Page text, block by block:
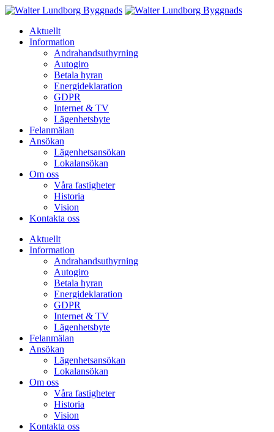
Aktuellt
Information
Andrahandsuthyrning
Autogiro
Betala hyran
Energideklaration
GDPR
Internet & TV
Lägenhetsbyte
Felanmälan
Ansökan
Lägenhetsansökan
Lokalansökan
Om oss
Våra fastigheter
Historia
Vision
Kontakta oss
Aktuellt
Information
Andrahandsuthyrning
Autogiro
Betala hyran
Energideklaration
GDPR
Internet & TV
Lägenhetsbyte
Felanmälan
Ansökan
Lägenhetsansökan
Lokalansökan
Om oss
Våra fastigheter
Historia
Vision
Kontakta oss